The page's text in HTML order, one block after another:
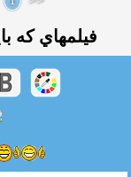
فيلمهاي كه